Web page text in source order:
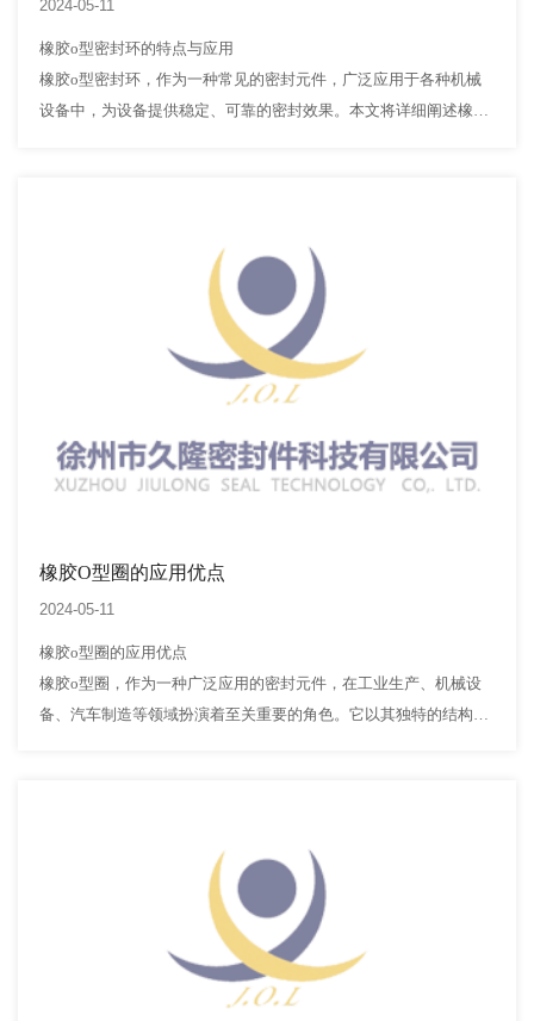
2024-05-11
橡胶o型密封环的特点与应用
橡胶o型密封环，作为一种常见的密封元件，广泛应用于各种机械
设备中，为设备提供稳定、可靠的密封效果。本文将详细阐述橡胶
橡胶O型圈的应用优点
2024-05-11
橡胶o型圈的应用优点
橡胶o型圈，作为一种广泛应用的密封元件，在工业生产、机械设
备、汽车制造等领域扮演着至关重要的角色。它以其独特的结构特